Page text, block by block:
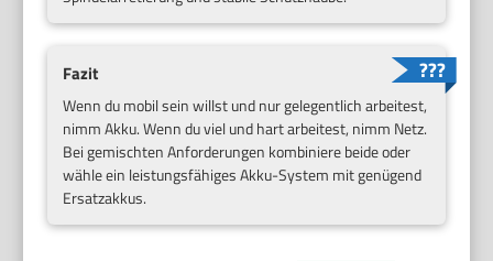
Fazit
Wenn du mobil sein willst und nur gelegentlich arbeitest,
nimm Akku. Wenn du viel und hart arbeitest, nimm Netz.
Bei gemischten Anforderungen kombiniere beide oder
wähle ein leistungsfähiges Akku-System mit genügend
Ersatzakkus.